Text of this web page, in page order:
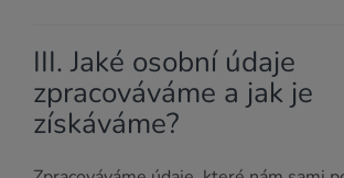
III. Jaké osobní údaje
zpracováváme a jak je
získáváme?